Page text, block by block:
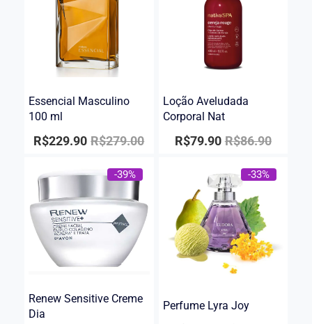
Essencial Masculino
100 ml
R$279.00
R$229.90
Loção Aveludada
Corporal Nat
R$86.90
R$79.90
-39%
Renew Sensitive Creme
Dia
-33%
Perfume Lyra Joy